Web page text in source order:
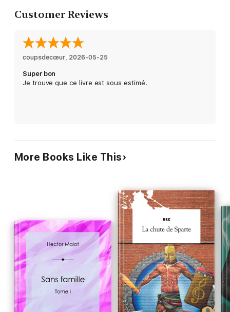
Customer Reviews
coupsdecœur, 2026-05-25
Super bon
Je trouve que ce livre est sous estimé.
More Books Like This